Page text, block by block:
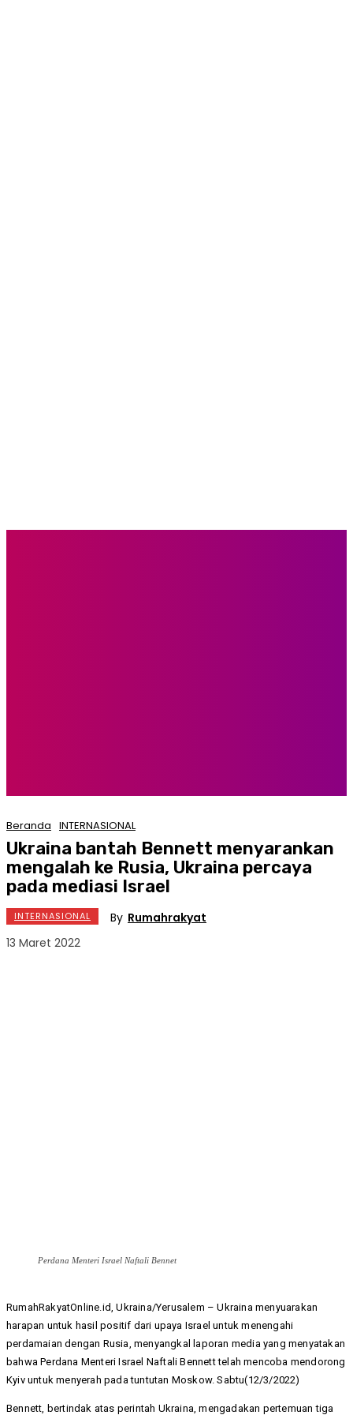
Beranda INTERNASIONAL
Ukraina bantah Bennett menyarankan
mengalah ke Rusia, Ukraina percaya
pada mediasi Israel
INTERNASIONAL By Rumahrakyat
13 Maret 2022
Perdana Menteri Israel Naftali Bennet
RumahRakyatOnline.id, Ukraina/Yerusalem – Ukraina menyuarakan
harapan untuk hasil positif dari upaya Israel untuk menengahi
perdamaian dengan Rusia, menyangkal laporan media yang menyatakan
bahwa Perdana Menteri Israel Naftali Bennett telah mencoba mendorong
Kyiv untuk menyerah pada tuntutan Moskow. Sabtu(12/3/2022)
Bennett, bertindak atas perintah Ukraina, mengadakan pertemuan tiga